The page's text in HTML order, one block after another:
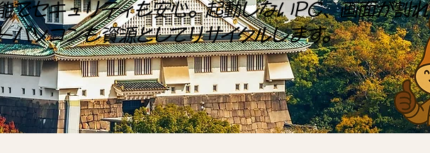
でセキュリティも安心。起動しないPC、画面が割れ
パソコンも資源としてリサイクルします。